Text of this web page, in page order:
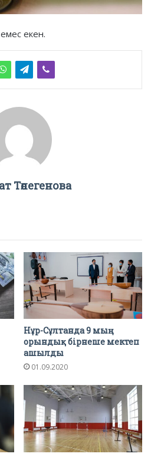
екен.
Төлегенова
Нұр-Сұлтанда 9 мың
орындық бірнеше мектеп
ашылды
01.09.2020